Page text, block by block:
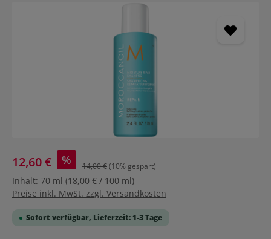
12,60 € % 14,00 €(10% gespart)
Inhalt: 70 ml (18,00 € / 100 ml)
Preise inkl. MwSt. zzgl. Versandkosten
Sofort verfügbar, Lieferzeit: 1-3 Tage